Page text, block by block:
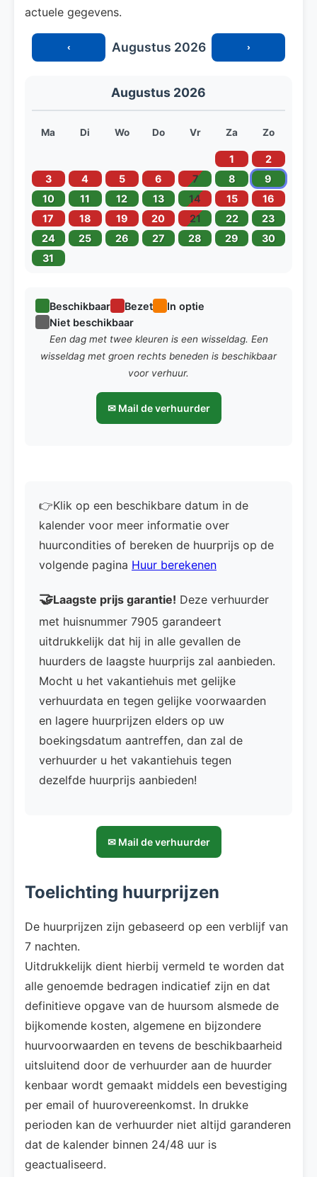
actuele gegevens.
‹ Augustus 2026 ›
Augustus 2026
Ma Di Wo Do Vr Za Zo
1
2
3
4 5 6 7 8
9
10
11 12 13 14 15
16
17
18 19 20 21 22
23
24
25 26 27 28 29
30
31
Beschikbaar Bezet
In optie
Niet beschikbaar
Een dag met twee kleuren is een wisseldag. Een
wisseldag met groen rechts beneden is beschikbaar
voor verhuur.
✉ Mail de verhuurder
👉Klik op een beschikbare datum in de
kalender voor meer informatie over
huurcondities of bereken de huurprijs op de
volgende pagina Huur berekenen
🤝Laagste prijs garantie! Deze verhuurder
met huisnummer 7905 garandeert
uitdrukkelijk dat hij in alle gevallen de
huurders de laagste huurprijs zal aanbieden.
Mocht u het vakantiehuis met gelijke
verhuurdata en tegen gelijke voorwaarden
en lagere huurprijzen elders op uw
boekingsdatum aantreffen, dan zal de
verhuurder u het vakantiehuis tegen
dezelfde huurprijs aanbieden!
✉ Mail de verhuurder
Toelichting huurprijzen
De huurprijzen zijn gebaseerd op een verblijf van
7 nachten.
Uitdrukkelijk dient hierbij vermeld te worden dat
alle genoemde bedragen indicatief zijn en dat
definitieve opgave van de huursom alsmede de
bijkomende kosten, algemene en bijzondere
huurvoorwaarden en tevens de beschikbaarheid
uitsluitend door de verhuurder aan de huurder
kenbaar wordt gemaakt middels een bevestiging
per email of huurovereenkomst. In drukke
perioden kan de verhuurder niet altijd garanderen
dat de kalender binnen 24/48 uur is
geactualiseerd.